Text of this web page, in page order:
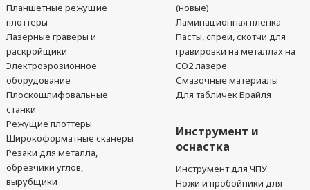
Планшетные режущие
плоттеры
Лазерные гравёры и
раскройщики
Электроэрозионное
оборудование
Плоскошлифовальные
станки
Режущие плоттеры
Широкоформатные сканеры
Резаки для металла,
обрезчики углов,
вырубщики
(новые)
Ламинационная пленка
Пасты, спреи, скотчи для
гравировки на металлах на
CO2 лазере
Смазочные материалы
Для табличек Брайля
Инструмент и
оснастка
Инструмент для ЧПУ
Ножи и пробойники для